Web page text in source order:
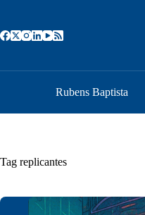
o
conteúdo
Rubens Baptista
Tag replicantes